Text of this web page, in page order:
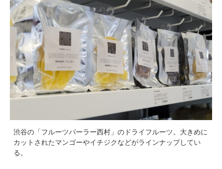
渋谷の「フルーツパーラー西村」のドライフルーツ。大きめに
カットされたマンゴーやイチジクなどがラインナップしてい
る。